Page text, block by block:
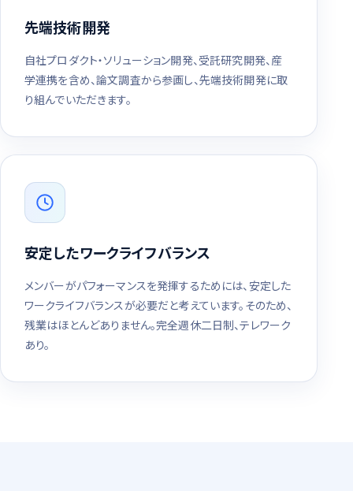
先端技術開発
自社プロダクト・ソリューション開発、受託研究開発、産
学連携を含め、論文調査から参画し、先端技術開発に取
り組んでいただきます。
安定したワークライフバランス
メンバーがパフォーマンスを発揮するためには、安定した
ワークライフバランスが必要だと考えています。そのため、
残業はほとんどありません。完全週休二日制、テレワーク
あり。